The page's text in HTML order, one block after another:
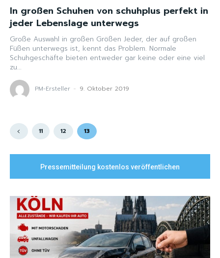
In großen Schuhen von schuhplus perfekt in
jeder Lebenslage unterwegs
Große Auswahl in großen Größen Jeder, der auf großen
Füßen unterwegs ist, kennt das Problem. Normale
Schuhgeschäfte bieten entweder gar keine oder eine viel
zu...
PM-Ersteller - 9. Oktober 2019
11 12 13
Pressemitteilung kostenlos veröffentlichen